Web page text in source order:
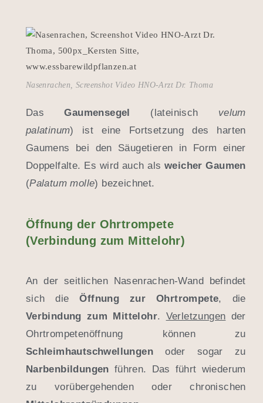
Nasenrachen, Screenshot Video HNO-Arzt Dr. Thoma
DasGaumensegel (lateinisch velum
palatinum) ist eine Fortsetzung des harten
Gaumens bei den Säugetieren in Form einer
Doppelfalte. Es wird auch als weicher Gaumen
(Palatum molle) bezeichnet.
Öffnung der Ohrtrompete
(Verbindung zum Mittelohr)
An der seitlichen Nasenrachen-Wand befindet
sich dieÖffnung zur Ohrtrompete, die
Verbindung zum Mittelohr. Verletzungen der
Ohrtrompetenöffnung können zu
Schleimhautschwellungen oder sogar zu
Narbenbildungen führen. Das führt wiederum
zu vorübergehenden oder chronischen